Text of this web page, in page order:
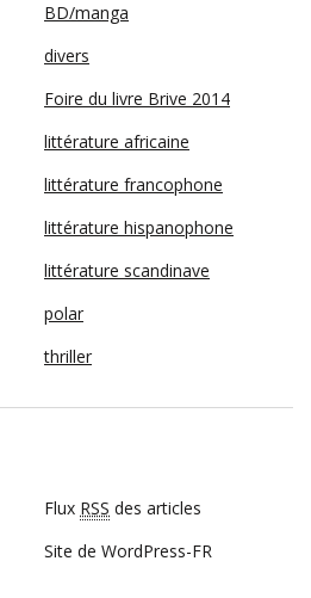
BD/manga
divers
Foire du livre Brive 2014
littérature africaine
littérature francophone
littérature hispanophone
littérature scandinave
polar
thriller
Flux RSS des articles
Site de WordPress-FR